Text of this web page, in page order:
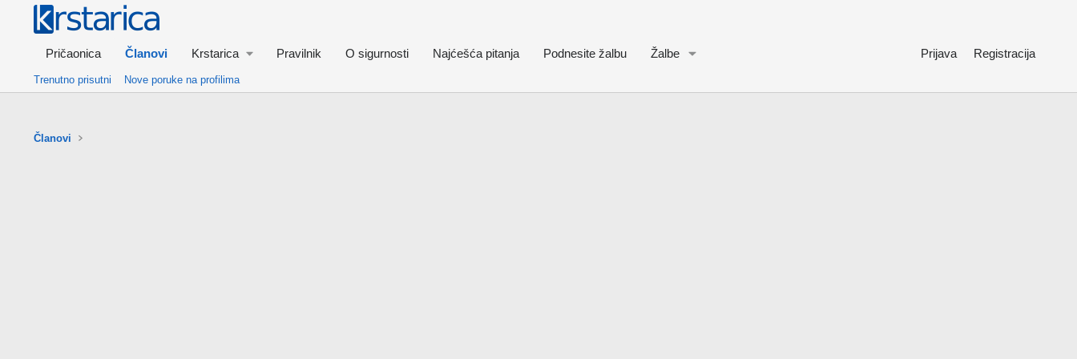
Pričaonica Članovi Krstarica Pravilnik O sigurnosti Najćešća pitanja Podnesite žalbu Žalbe Prijava Registracija
Trenutno prisutni Nove poruke na profilima
Članovi